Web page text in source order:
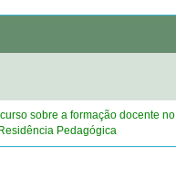
sobre a formação docente no
Pedagógica